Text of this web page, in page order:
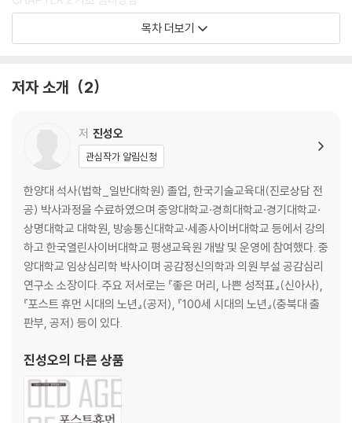
01 심리상담의 실제
01 고전적 이론 기반 치료
02 학습이론 기반 치료
03 특수 영역 치료
04 심리치료의 적용
CHAPTER 4 자문·심리재활
01 자문
02 심리재활
03 건강심리학
PART 02 회차별 기출문제
2024년 기출복원문제(1~3회)
2023년 기출복원문제(1~3회)
[합격당락 기출키워드]
목차 더보기
저자 소개 2
저 진성오
관심작가 알림신청
한양대 석사(법학_일반대학원) 졸업, 한국기술교육대(진로상담 전
공) 박사과정을 수료하였으며 중앙대학교·경희대학교·경기대학교·
상명대학교 대학원, 방송통신대학교·세종사이버대학교 등에서 강의
하고 한국열린사이버대학교 평생교육원 개발 및 운영에 참여했다. 중
앙대학교 임상심리학 박사이며 공감정신의학과 의원 부설 공감심리
연구소 소장이다. 주요 저서로는 『좋은 머리, 나쁜 성적표』(신아사),
『포스트 휴먼 시대의 노년』(공저), 『100세 시대의 노년』(충북대 출
판부, 공저) 등이 있다.
진성오의 다른 상품